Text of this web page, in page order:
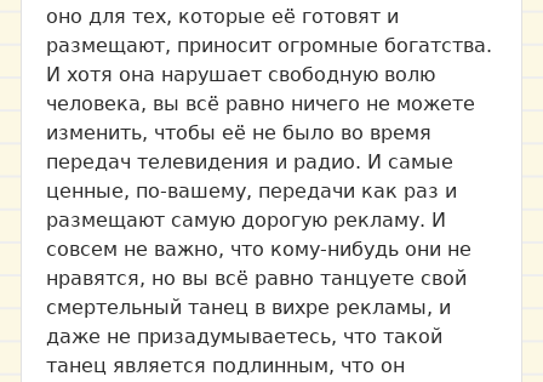
оно для тех, которые её готовят и
размещают, приносит огромные богатства.
И хотя она нарушает свободную волю
человека, вы всё равно ничего не можете
изменить, чтобы её не было во время
передач телевидения и радио. И самые
ценные, по-вашему, передачи как раз и
размещают самую дорогую рекламу. И
совсем не важно, что кому-нибудь они не
нравятся, но вы всё равно танцуете свой
смертельный танец в вихре рекламы, и
даже не призадумываетесь, что такой
танец является подлинным, что он